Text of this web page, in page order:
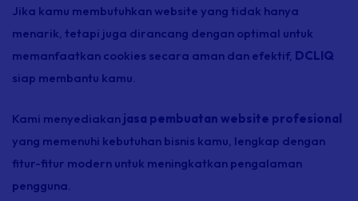
Jika kamu membutuhkan website yang tidak hanya
menarik, tetapi juga dirancang dengan optimal untuk
memanfaatkan cookies secara aman dan efektif, DCLIQ
siap membantu kamu.
Kami menyediakan jasa pembuatan website profesional
yang memenuhi kebutuhan bisnis kamu, lengkap dengan
fitur-fitur modern untuk meningkatkan pengalaman
pengguna.